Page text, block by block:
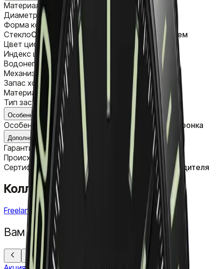
Материал Нержавеющая сталь, PVD
Диаметр 43 mm
Форма корпуса
Круглый
СтеклоСапфировое с антибликовым покрытием
Цвет циферблатаЧерный
Индекс циферблата
Индекс
Водонепроницаемость
МеханизмАвтоматический
Запас хода
38 h
Материал ремешка
Резина
Тип застежки Поворотная застежка
Особенности часов
Особенности часов Дата, Завинчивающаяся коронка
Дополнительная информация
Гарантия 2+1 год при регистрации
Происхождение Швейцария
Сертификат Оригинальный сертификат производителя
Коллекция
Freelancer
Вам может понравиться